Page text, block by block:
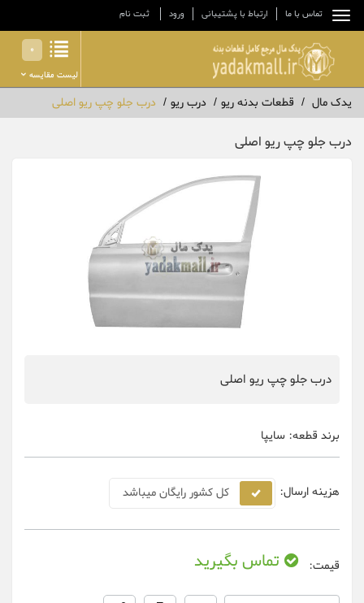
تماس با ما ارتباط با پشتیبانی ورود ثبت نام
0
لیست مقایسه
یدک مال قطعات بدنه ریو درب ریو درب جلو چپ ریو اصلی
درب جلو چپ ریو اصلی
درب جلو چپ ریو اصلی
برند قطعه: سایپا
هزینه ارسال: کل کشور رایگان میباشد
قیمت: تماس بگیرید